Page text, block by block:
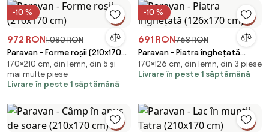
-10 %
972 RON1.080 RON
Paravan - Forme roșii (210x170
cm)
170×210 cm, din lemn, din 5 și
mai multe piese
Livrare în peste 1 săptămână
-10 %
691 RON768 RON
Paravan - Piatra înghețată
(126x170 cm)
170×126 cm, din lemn, din 3 piese
Livrare în peste 1 săptămână